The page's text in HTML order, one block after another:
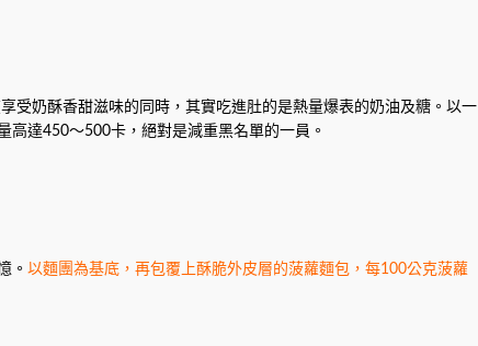
受奶酥香甜滋味的同時，其實吃進肚的是熱量爆表的奶油及糖。以一
達450～500卡，絕對是減重黑名單的一員。
。 以麵團為基底，再包覆上酥脆外皮層的菠蘿麵包，每100公克菠蘿